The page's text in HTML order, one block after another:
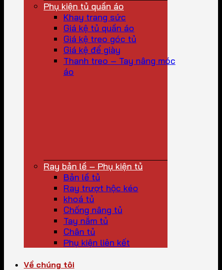
Phụ kiện tủ quần áo
Khay trang sức
Giá kệ tủ quần áo
Giá kệ treo góc tủ
Giá kệ để giày
Thanh treo – Tay nâng móc
áo
Ray bản lề – Phụ kiện tủ
Bản lề tủ
Ray trượt hộc kéo
khoá tủ
Chống nâng tủ
Tay nắm tủ
Chân tủ
Phụ kiện liên kết
Về chúng tôi